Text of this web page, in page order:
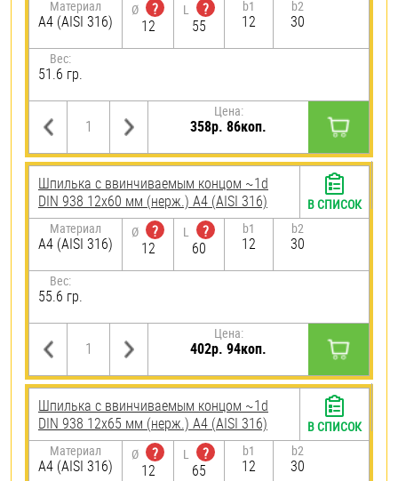
Материал
A4 (AISI 316)
Ø
?
12
L
?
55
b1
12
b2
30
Вес:
51.6 гр.
Цена:
358р. 86коп.
Шпилька c ввинчиваемым концом ~1d
DIN 938 12х60 мм (нерж.) A4 (AISI 316)
Материал
A4 (AISI 316)
Ø
?
12
L
?
60
b1
12
b2
30
Вес:
55.6 гр.
Цена:
402р. 94коп.
В СПИСОК
Шпилька c ввинчиваемым концом ~1d
DIN 938 12х65 мм (нерж.) A4 (AISI 316)
Материал
A4 (AISI 316)
Ø
?
12
L
?
65
b1
12
b2
30
В СПИСОК